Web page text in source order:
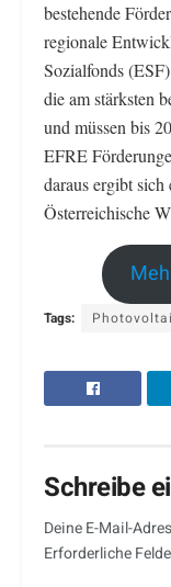
bestehende
regionale
Sozialfonds
die am stärksten
und müssen bis
EFRE
daraus ergibt
Österreichische
Tags:
Schreibe
Deine E-Mail-
Erforderliche